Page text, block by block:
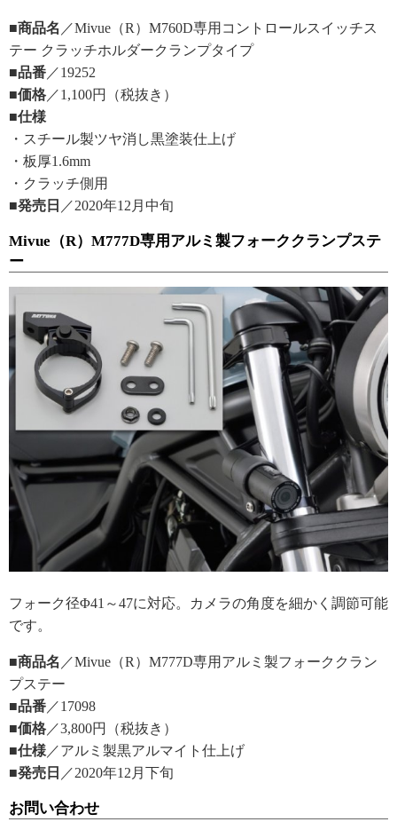
■商品名 ／Mivue（R）M760D専用コントロールスイッチス
テー クラッチホルダークランプタイプ
■品番 ／19252
■価格 ／1,100円（税抜き）
■仕様
・スチール製ツヤ消し黒塗装仕上げ
・板厚1.6mm
・クラッチ側用
■発売日 ／2020年12月中旬
Mivue（R）M777D専用アルミ製フォーククランプステ
ー
フォーク径Φ41～47に対応。カメラの角度を細かく調節可能
です。
■商品名 ／Mivue（R）M777D専用アルミ製フォーククラン
プステー
■品番 ／17098
■価格 ／3,800円（税抜き）
■仕様 ／アルミ製黒アルマイト仕上げ
■発売日 ／2020年12月下旬
お問い合わせ